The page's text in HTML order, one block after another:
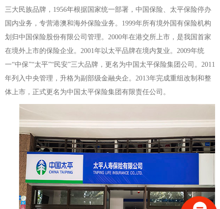
三大民族品牌，1956年根据国家统一部署，中国保险、太平保险停办
国内业务，专营港澳和海外保险业务。1999年所有境外国有保险机构
划归中国保险股份有限公司管理。2000年在港交所上市，是我国首家
在境外上市的保险企业。2001年以太平品牌在境内复业。2009年统
一“中保”“太平”“民安”三大品牌，更名为中国太平保险集团公司。2011
年列入中央管理，升格为副部级金融央企。2013年完成重组改制和整
体上市，正式更名为中国太平保险集团有限责任公司。